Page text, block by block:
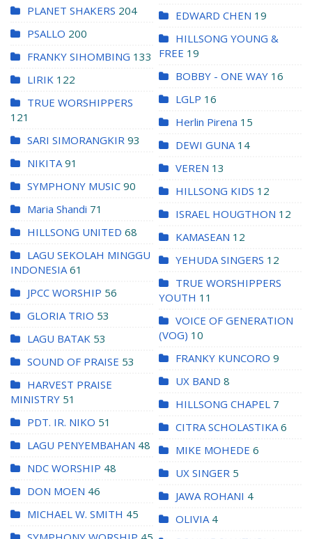
PLANET SHAKERS 204
PSALLO 200
FRANKY SIHOMBING 133
LIRIK 122
TRUE WORSHIPPERS
121
SARI SIMORANGKIR 93
NIKITA 91
SYMPHONY MUSIC 90
Maria Shandi 71
HILLSONG UNITED 68
LAGU SEKOLAH MINGGU
INDONESIA 61
JPCC WORSHIP 56
GLORIA TRIO 53
LAGU BATAK 53
SOUND OF PRAISE 53
HARVEST PRAISE
MINISTRY 51
PDT. IR. NIKO 51
LAGU PENYEMBAHAN 48
NDC WORSHIP 48
DON MOEN 46
MICHAEL W. SMITH 45
EDWARD CHEN 19
HILLSONG YOUNG &
FREE 19
BOBBY - ONE WAY 16
LGLP 16
Herlin Pirena 15
DEWI GUNA 14
VEREN 13
HILLSONG KIDS 12
ISRAEL HOUGTHON 12
KAMASEAN 12
YEHUDA SINGERS 12
TRUE WORSHIPPERS
YOUTH 11
VOICE OF GENERATION
(VOG) 10
FRANKY KUNCORO 9
UX BAND 8
HILLSONG CHAPEL 7
CITRA SCHOLASTIKA 6
MIKE MOHEDE 6
UX SINGER 5
JAWA ROHANI 4
OLIVIA 4